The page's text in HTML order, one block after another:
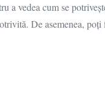
a vedea cum se
De asemenea, poți